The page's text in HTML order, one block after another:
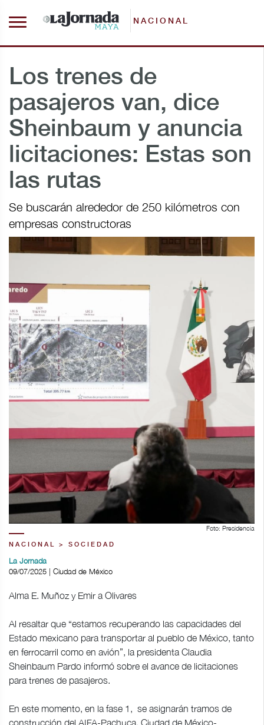
NACIONAL
Los trenes de
pasajeros van, dice
Sheinbaum y anuncia
licitaciones: Estas son
las rutas
Se buscarán alrededor de 250 kilómetros con
empresas constructoras
Foto: Presidencia
NACIONAL > SOCIEDAD
La Jornada
09/07/2025 | Ciudad de México
Alma E. Muñoz y Emir a Olivares
Al resaltar que “estamos recuperando las capacidades del
Estado mexicano para transportar al pueblo de México, tanto
en ferrocarril como en avión”, la presidenta Claudia
Sheinbaum Pardo informó sobre el avance de licitaciones
para trenes de pasajeros.
En este momento, en la fase 1, se asignarán tramos de
construcción del AIFA-Pachuca, Ciudad de México-